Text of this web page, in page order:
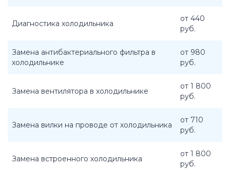
Диагностика холодильника
от 440
руб.
Замена антибактериального фильтра в
холодильнике
от 980
руб.
Замена вентилятора в холодильнике
от 1 800
руб.
Замена вилки на проводе от холодильника
от 710
руб.
Замена встроенного холодильника
от 1 800
руб.